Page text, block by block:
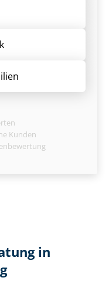
Kunden
in